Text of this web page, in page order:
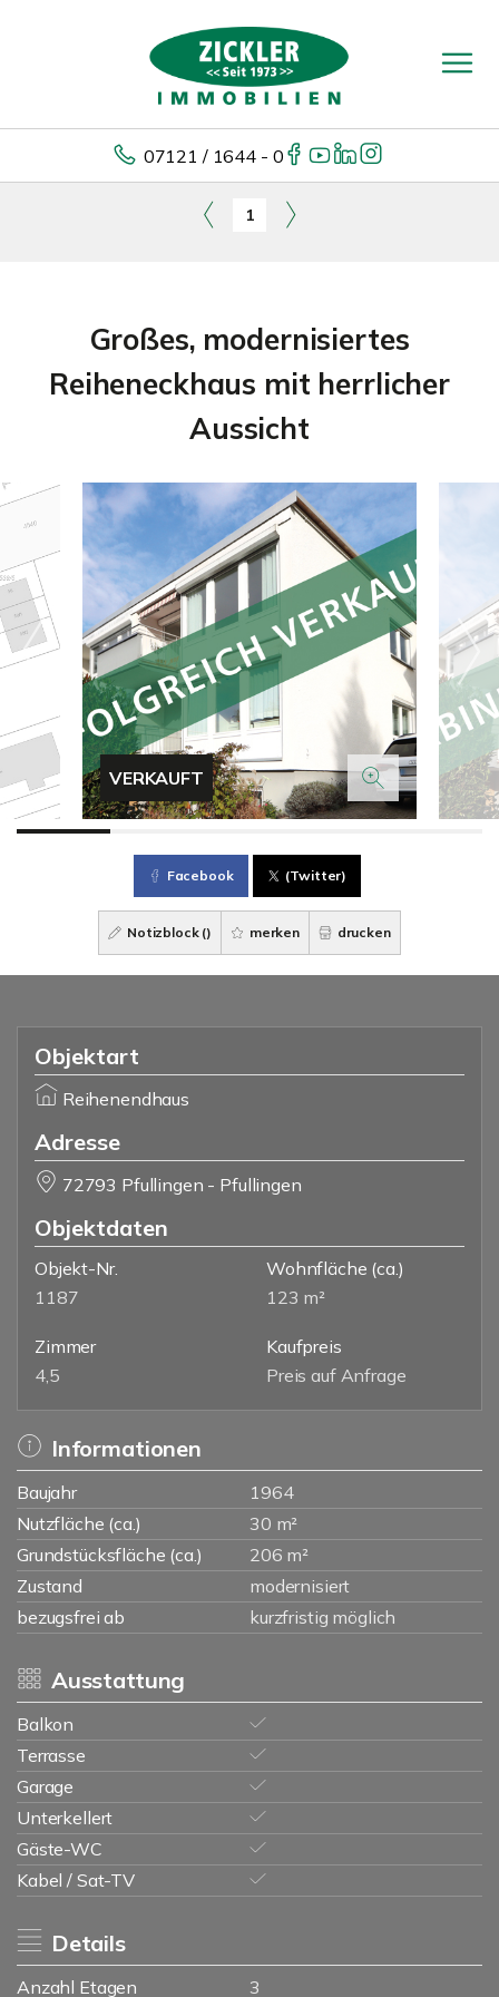
07121 / 1644 - 0
1
Großes, modernisiertes
Reiheneckhaus mit herrlicher
Aussicht
VERKAUFT
Facebook (Twitter)
Notizblock () merken drucken
Objektart
Reihenendhaus
Adresse
72793 Pfullingen - Pfullingen
Objektdaten
Objekt-Nr.
1187
Wohnfläche (ca.)
123 m²
Zimmer
4,5
Kaufpreis
Preis auf Anfrage
Informationen
Baujahr
1964
Nutzfläche (ca.)
30 m²
Grundstücksfläche (ca.)
206 m²
Zustand
modernisiert
bezugsfrei ab
kurzfristig möglich
Ausstattung
Balkon
Terrasse
Garage
Unterkellert
Gäste-WC
Kabel / Sat-TV
Details
Anzahl Etagen
3